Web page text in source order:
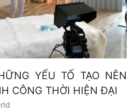
YẾU TỐ TẠO NÊN
CÔNG THỜI HIỆN ĐẠI